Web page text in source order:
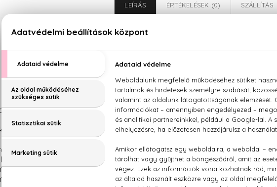
LEÍRÁS ÉRTÉKELÉSEK (0) SZÁLLÍTÁS
Virágos-ciprusos
Neroli, mandarin, magnólia, narancsvirág, pacsuli, vanília
ALCOHOL DENAT. (SD ALCOHOL 39-C), PARFUM (FRAGRANCE), AQUA
LIMONENE, BENZYL ALCOHOL, CITRONELLOL, ETHYLHEXYL
ETHYLHEXYL SALICYLATE, GERANIOL, BENZYL
BHT